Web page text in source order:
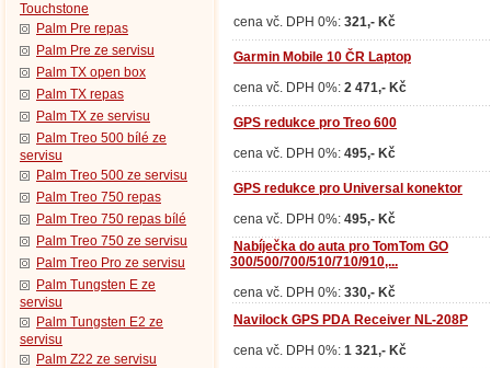
Touchstone
Palm Pre repas
Palm Pre ze servisu
Palm TX open box
Palm TX repas
Palm TX ze servisu
Palm Treo 500 bílé ze
servisu
Palm Treo 500 ze servisu
Palm Treo 750 repas
Palm Treo 750 repas bílé
Palm Treo 750 ze servisu
Palm Treo Pro ze servisu
Palm Tungsten E ze
servisu
Palm Tungsten E2 ze
servisu
Palm Z22 ze servisu
cena vč. DPH 0%: 321,- Kč
Garmin Mobile 10 ČR Laptop
cena vč. DPH 0%: 2 471,- Kč
GPS redukce pro Treo 600
cena vč. DPH 0%: 495,- Kč
GPS redukce pro Universal konektor
cena vč. DPH 0%: 495,- Kč
Nabíječka do auta pro TomTom GO
300/500/700/510/710/910,...
cena vč. DPH 0%: 330,- Kč
Navilock GPS PDA Receiver NL-208P
cena vč. DPH 0%: 1 321,- Kč